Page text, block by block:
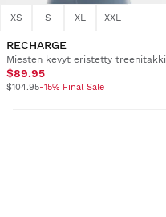
XS S XL XXL
RECHARGE
Miesten kevyt eristetty treenitakki
$89.95
$104.95-15% Final Sale